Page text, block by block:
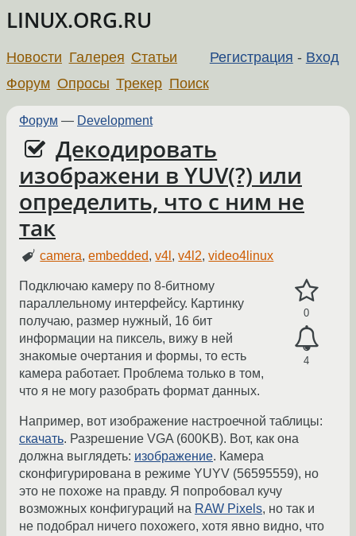
LINUX.ORG.RU
Регистрация - Вход
Новости Галерея Статьи
Форум Опросы Трекер Поиск
Форум — Development
Декодировать
изображени в YUV(?) или
определить, что с ним не
так
camera,embedded,v4l ,v4l2,video4linux
0
4
Подключаю камеру по 8-битному
параллельному интерфейсу. Картинку
получаю, размер нужный, 16 бит
информации на пиксель, вижу в ней
знакомые очертания и формы, то есть
камера работает. Проблема только в том,
что я не могу разобрать формат данных.
Например, вот изображение настроечной таблицы:
скачать. Разрешение VGA (600KB). Вот, как она
должна выглядеть: изображение. Камера
сконфигурирована в режиме YUYV (56595559), но
это не похоже на правду. Я попробовал кучу
возможных конфигураций на RAW Pixels, но так и
не подобрал ничего похожего, хотя явно видно, что